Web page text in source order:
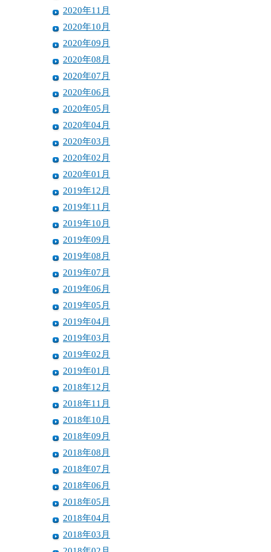
2020年11月
2020年10月
2020年09月
2020年08月
2020年07月
2020年06月
2020年05月
2020年04月
2020年03月
2020年02月
2020年01月
2019年12月
2019年11月
2019年10月
2019年09月
2019年08月
2019年07月
2019年06月
2019年05月
2019年04月
2019年03月
2019年02月
2019年01月
2018年12月
2018年11月
2018年10月
2018年09月
2018年08月
2018年07月
2018年06月
2018年05月
2018年04月
2018年03月